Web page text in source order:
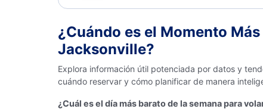
¿Cuándo es el Momento
Jacksonville?
Explora información útil potenciada por datos y
cuándo reservar y cómo planificar de manera
¿Cuál es el día más barato de la semana para